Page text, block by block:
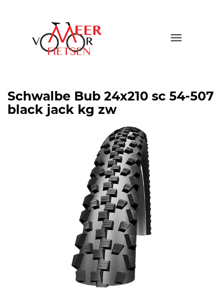
Toggle
Schwalbe Bub 24x210 sc 54-507
black jack kg zw